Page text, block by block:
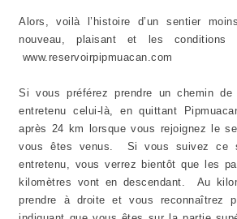
Alors, voilà l’histoire d’un sentier
nouveau, plaisant et les conditions
www.reservoirpipmuacan.com
Si vous préférez prendre un chemin de
entretenu celui-là, en quittant
après 24 km lorsque vous rejoignez le
vous êtes venus. Si vous suivez ce
entretenu, vous verrez bientôt que les
kilomètres vont en descendant. Au
prendre à droite et vous reconnaîtrez